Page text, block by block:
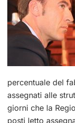
percentuale del
assegnati alle
giorni che la
posti letto